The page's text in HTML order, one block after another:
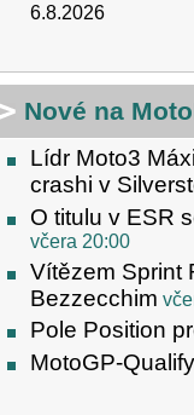
6.8.2026
Nové na
Lídr Moto3
crashi v
O titulu v ESR
včera 20:00
Vítězem Sprint
Bezzecchim
Pole Position
MotoGP-